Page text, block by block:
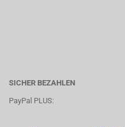
SICHER BEZAHLEN
PayPal PLUS: